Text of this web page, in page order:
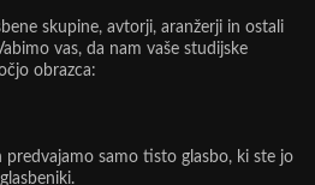
skupine, avtorji, aranžerji in ostali
vas, da nam vaše studijske
obrazca:
predvajamo samo tisto glasbo, ki ste jo